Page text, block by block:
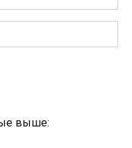
выше: